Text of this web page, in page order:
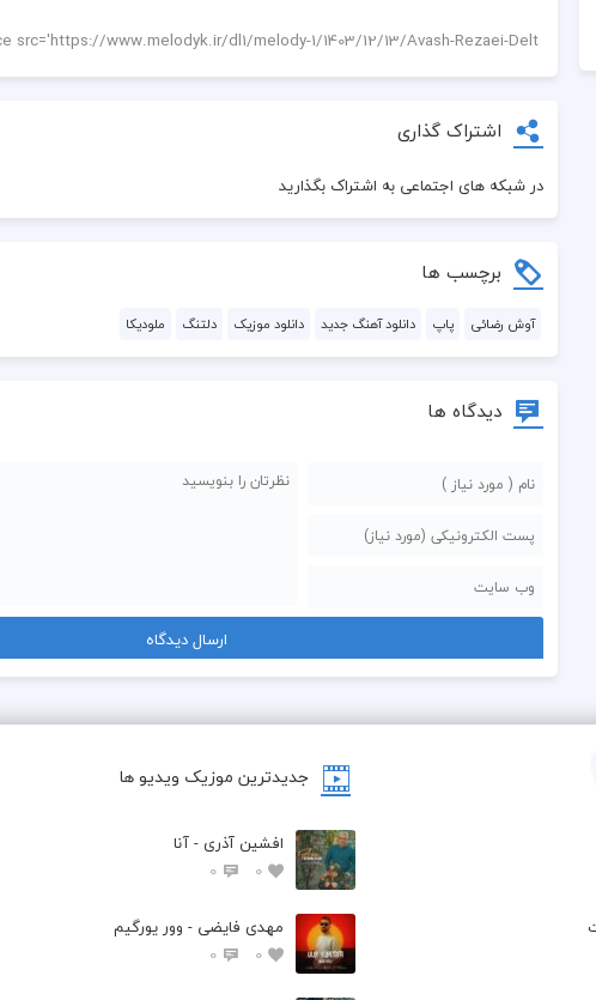
اشتراک گذاری
در شبکه های اجتماعی به اشتراک بگذارید
برچسب ها
آوش رضائی پاپ دانلود آهنگ جدید دانلود موزیک دلتنگ ملودیکا
دیدگاه ها
جدیدترین موزیک ویدیو ها
افشین آذری - آنا
0
0
مهدی فایضی - وور یورگیم
0
0